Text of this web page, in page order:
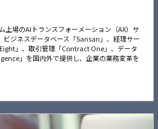
上場のAIトランスフォーメーション（AX）サ
ビジネスデータベース「Sansan」、経理サー
」、取引管理「Contract One」、データ
」を国内外で提供し、企業の業務変革を